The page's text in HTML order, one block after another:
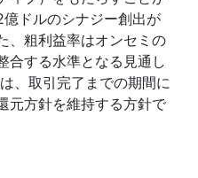
ドルのシナジー創出が
、粗利益率はオンセミの
合する水準となる見通し
、取引完了までの期間に
元方針を維持する方針で